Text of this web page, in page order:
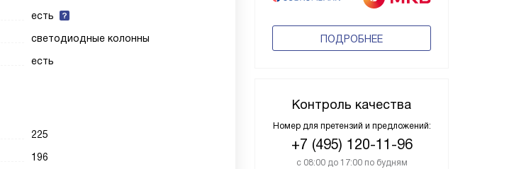
ПОДРОБНЕЕ
Контроль качества
Номер для претензий и предложений:
+7 (495) 120-11-96
с 08:00 до 17:00 по будням
есть
светодиодные колонны
есть
225
196